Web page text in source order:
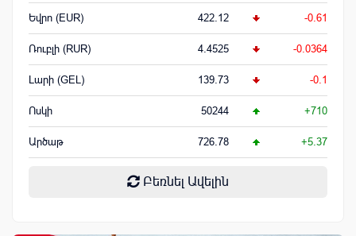
Եվրո (EUR) 422.12 -0.61
Ռուբլի (RUR) 4.4525 -0.0364
Լարի (GEL) 139.73 -0.1
Ոսկի 50244 +710
Արծաթ 726.78 +5.37
Բեռնել Ավելին